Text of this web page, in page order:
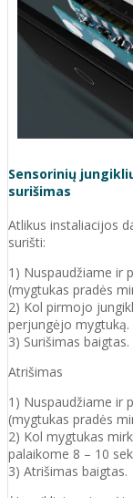
Sensorinių
surišimas
Atlikus instaliacijos
surišti:
1) Nuspaudžiame ir
(mygtukas pradės
2) Kol pirmojo
perjungėjo mygtuką.
3) Surišimas baigtas.
Atrišimas
1) Nuspaudžiame ir
(mygtukas pradės
2) Kol mygtukas
palaikome 8 – 10
3) Atrišimas baigtas.